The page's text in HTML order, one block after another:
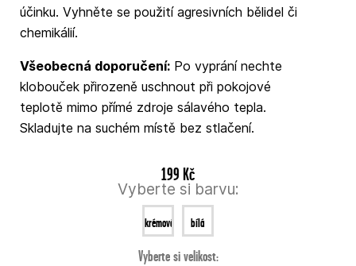
účinku. Vyhněte se použití agresivních bělidel či
chemikálií.
Všeobecná doporučení:Po vyprání nechte
klobouček přirozeně uschnout při pokojové
teplotě mimo přímé zdroje sálavého tepla.
Skladujte na suchém místě bez stlačení.
199 Kč
Vyberte si barvu:
krémová bílá
Vyberte si velikost: